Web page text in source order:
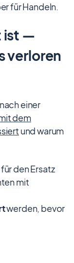
für Handeln.
ist —
verloren
einer
dem
und warum
den Ersatz
mit
werden, bevor